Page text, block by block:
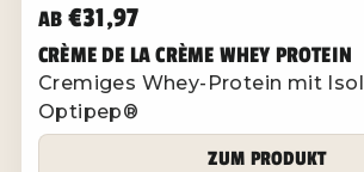
AB €31,97
CRÈME DE LA CRÈME WHEY PROTEIN
Cremiges Whey-Protein mit
Optipep®
ZUM PRODUKT